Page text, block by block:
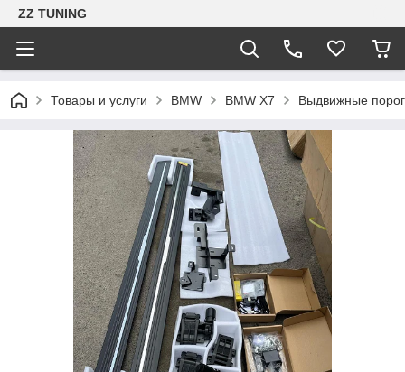
ZZ TUNING
Товары и услуги BMW BMW X7 Выдвижные